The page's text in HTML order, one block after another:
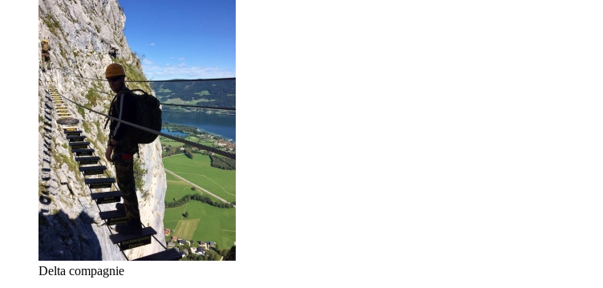
Delta compagnie